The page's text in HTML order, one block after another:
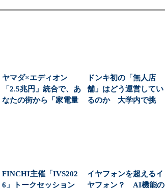
ヤマダ×エディオン
「2.5兆円」統合で、あ
なたの街から「家電量
ドンキ初の「無人店
舗」はどう運営してい
るのか 大学内で挑
FINCHI主催「IVS202
6」トークセッション
イヤフォンを超えるイ
ヤフォン？ AI機能の